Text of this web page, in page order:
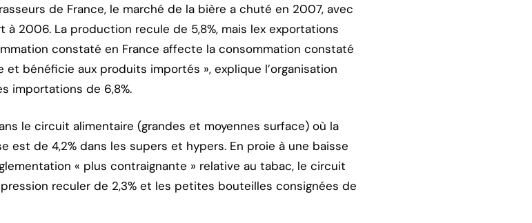
de France, le marché de la bière a chuté en 2007, avec
à 2006. La production recule de 5,8%, mais lex exportations
constaté en France affecte la consommation constaté
bénéficie aux produits importés », explique l’organisation
importations de 6,8%.
le circuit alimentaire (grandes et moyennes surface) où la
est de 4,2% dans les supers et hypers. En proie à une baisse
« plus contraignante » relative au tabac, le circuit
reculer de 2,3% et les petites bouteilles consignées de